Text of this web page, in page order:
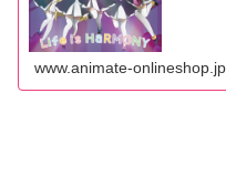
www.animate-onlineshop.jp